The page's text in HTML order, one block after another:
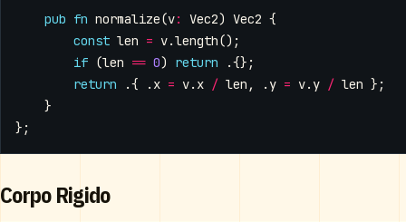
pub fn normalize(v: Vec2) Vec2 {
const len = v.length();
if (len == 0) return
.{};
return
.{ . x = v. x / len , . y = v. y / len };
}
};
Corpo Rigido